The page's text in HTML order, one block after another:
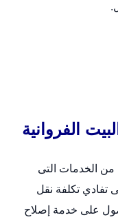
الفروانية
من الخدمات التى
تفادي تكلفة نقل
على خدمة إصلاح